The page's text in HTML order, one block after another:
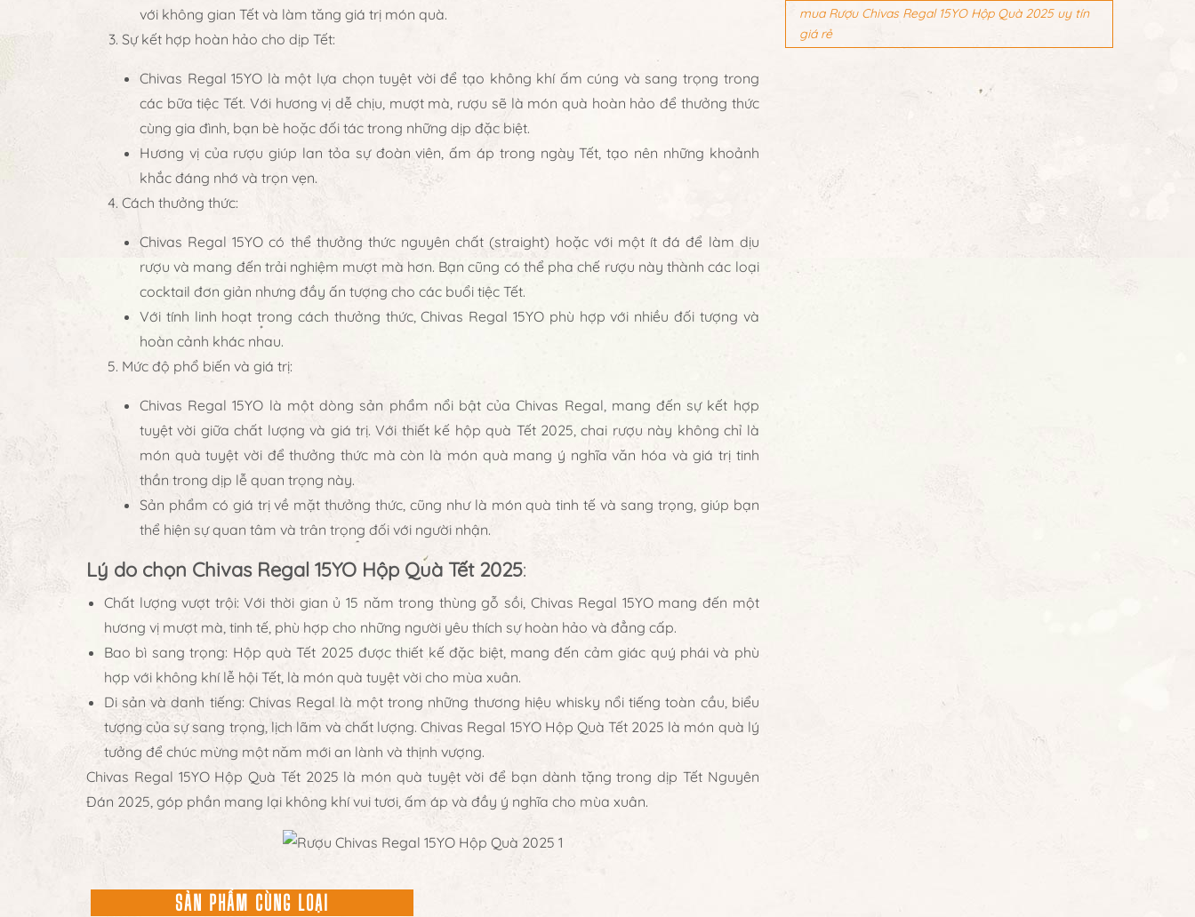
với không gian Tết và làm tăng giá trị món quà.
Sự kết hợp hoàn hảo cho dịp Tết:
Chivas Regal 15YO là một lựa chọn tuyệt vời để tạo không khí ấm cúng và sang trọng trong
các bữa tiệc Tết. Với hương vị dễ chịu, mượt mà, rượu sẽ là món quà hoàn hảo để thưởng thức
cùng gia đình, bạn bè hoặc đối tác trong những dịp đặc biệt.
Hương vị của rượu giúp lan tỏa sự đoàn viên, ấm áp trong ngày Tết, tạo nên những khoảnh
khắc đáng nhớ và trọn vẹn.
Cách thưởng thức:
Chivas Regal 15YO có thể thưởng thức nguyên chất (straight) hoặc với một ít đá để làm dịu
rượu và mang đến trải nghiệm mượt mà hơn. Bạn cũng có thể pha chế rượu này thành các loại
cocktail đơn giản nhưng đầy ấn tượng cho các buổi tiệc Tết.
Với tính linh hoạt trong cách thưởng thức, Chivas Regal 15YO phù hợp với nhiều đối tượng và
hoàn cảnh khác nhau.
Mức độ phổ biến và giá trị:
Chivas Regal 15YO là một dòng sản phẩm nổi bật củaChivas Regal, mang đến sự kết hợp
tuyệt vời giữa chất lượng và giá trị. Với thiết kế hộp quà Tết 2025, chai rượu này không chỉ là
món quà tuyệt vời để thưởng thức mà còn là món quà mang ý nghĩa văn hóa và giá trị tinh
thần trong dịp lễ quan trọng này.
Sản phẩm có giá trị về mặt thưởng thức, cũng như là món quà tinh tế và sang trọng, giúp bạn
thể hiện sự quan tâm và trân trọng đối với người nhận.
Lý do chọn Chivas Regal 15YO Hộp Quà Tết 2025:
Chất lượng vượt trội: Với thời gian ủ 15 năm trong thùng gỗ sồi, Chivas Regal 15YOmang đến một
hương vị mượt mà, tinh tế, phù hợp cho những người yêu thích sự hoàn hảo và đẳng cấp.
Bao bì sang trọng: Hộp quà Tết 2025 được thiết kế đặc biệt, mang đến cảm giác quý phái và phù
hợp với không khí lễ hội Tết, là món quà tuyệt vời cho mùa xuân.
Di sản và danh tiếng: Chivas Regal là một trong những thương hiệu whisky nổi tiếng toàn cầu, biểu
tượng của sự sang trọng, lịch lãm và chất lượng. Chivas Regal 15YO Hộp Quà Tết 2025 là món quà lý
tưởng để chúc mừng một năm mới an lành và thịnh vượng.
Chivas Regal 15YO Hộp Quà Tết 2025 là món quà tuyệt vời để bạn dành tặng trong dịp Tết Nguyên
Đán 2025, góp phần mang lại không khí vui tươi, ấm áp và đầy ý nghĩa cho mùa xuân.
SẢN PHẨM CÙNG LOẠI
mua Rượu Chivas Regal 15YO Hộp Quà 2025 uy tín
giá rẻ